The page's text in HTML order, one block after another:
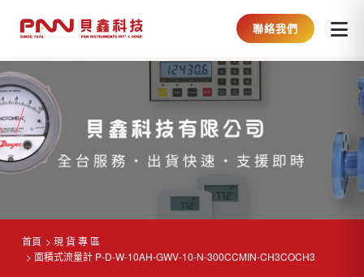
聯絡我們
首頁
現 貨 專 區
面積式流量計 P-D-W-10AH-GWV-10-N-300CCMIN-CH3COCH3